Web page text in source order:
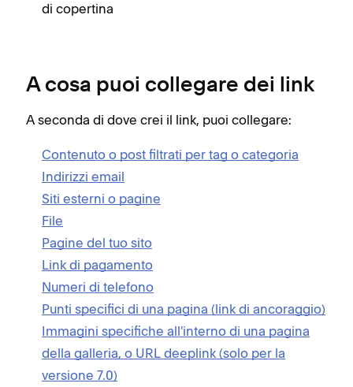
di copertina
A cosa puoi collegare dei link
A seconda di dove crei il link, puoi collegare:
Contenuto o post filtrati per tag o categoria
Indirizzi email
Siti esterni o pagine
File
Pagine del tuo sito
Link di pagamento
Numeri di telefono
Punti specifici di una pagina (link di ancoraggio)
Immagini specifiche all'interno di una pagina
della galleria, o URL deeplink (solo per la
versione 7.0)